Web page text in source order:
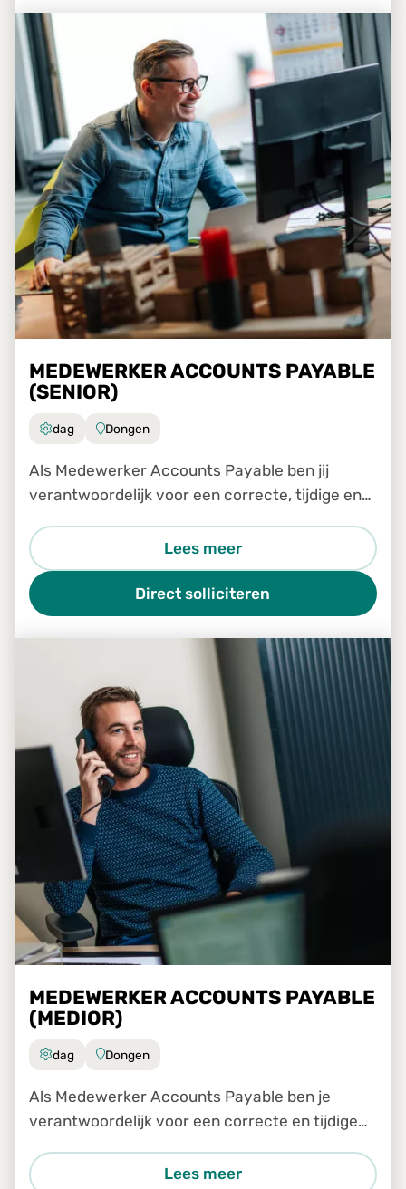
MEDEWERKER ACCOUNTS PAYABLE
(SENIOR)
dag Dongen
Als Medewerker Accounts Payable ben jij
verantwoordelijk voor een correcte, tijdige en
binnen ons Shared Service Center. Je bent een
belangrijke schakel in
Lees meer
Direct solliciteren
MEDEWERKER ACCOUNTS PAYABLE
(MEDIOR)
dag Dongen
Als Medewerker Accounts Payable ben je
verantwoordelijk voor een correcte en tijdige
Shared Service Center. Je werkt nauw samen
Lees meer